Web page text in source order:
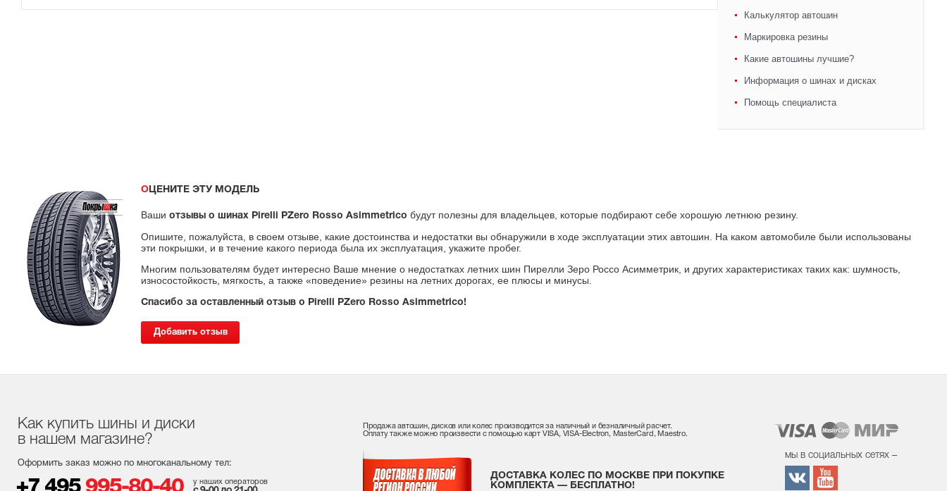
Калькулятор автошин
Маркировка резины
Какие автошины лучшие?
Информация о шинах и дисках
Помощь специалиста
ОЦЕНИТЕ ЭТУ МОДЕЛЬ
Ваши отзывы о шинах Pirelli PZero Rosso Asimmetrico будут полезны для владельцев, которые подбирают себе хорошую летнюю резину.
Опишите, пожалуйста, в своем отзыве, какие достоинства и недостатки вы обнаружили в ходе эксплуатации этих автошин. На каком автомобиле были использованы
эти покрышки, и в течение какого периода была их эксплуатация, укажите пробег.
Многим пользователям будет интересно Ваше мнение о недостатках летних шин Пирелли Зеро Россо Асимметрик, и других характеристиках таких как: шумность,
износостойкость, мягкость, а также «поведение» резины на летних дорогах, ее плюсы и минусы.
Спасибо за оставленный отзыв о Pirelli PZero Rosso Asimmetrico!
Добавить отзыв
Как купить шины и диски
в нашем магазине?
Оформить заказ можно по многоканальному тел:
у наших операторов
Продажа автошин, дисков или колес производится за наличный и безналичный расчет.
Оплату также можно произвести с помощью карт VISA, VISA-Electron, MasterCard, Maestro.
ДОСТАВКА КОЛЕС ПО МОСКВЕ ПРИ ПОКУПКЕ
КОМПЛЕКТА — БЕСПЛАТНО!
мы в социальных сетях –